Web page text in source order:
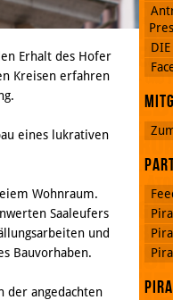
RSS
Erhalt des Hofer
Kreisen erfahren
eines lukrativen
Wohnraum.
Saaleufers
und
Bauvorhaben.
der angedachten
DIE